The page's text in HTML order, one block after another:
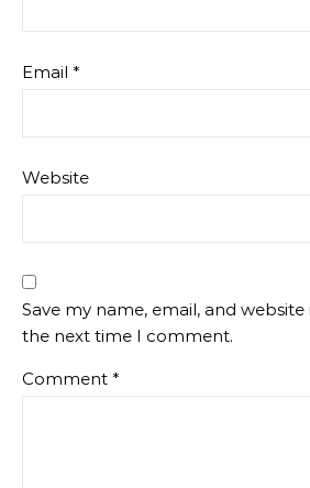
Email *
Website
Save my name, email, and
the next time I comment.
Comment *